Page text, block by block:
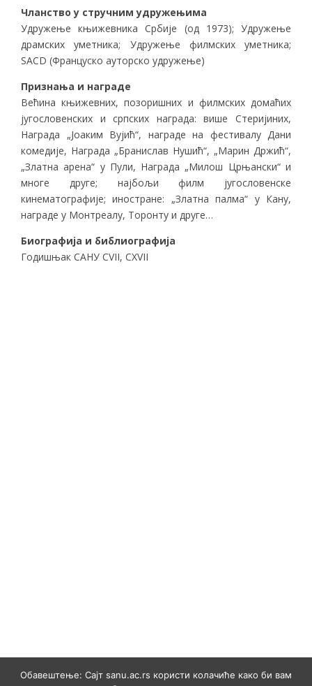
Чланство у стручним удружењима
Удружењe књижевника Србије (oд 1973); Удружење
драмских уметника; Удружење филмских уметника;
SACD (Француско ауторско удружење)
Признања и награде
Већина књижевних, позоришних и филмских домаћих
југословенских и српских награда: више Стеријиних,
Награда „Јоаким Вујић“, награде на фестивалу Дани
комедије, Награда „Бранислав Нушић“, „Марин Држић“,
„Златна арена“ у Пули, Награда „Милош Црњански“ и
многе друге; најбољи филм југословенске
кинематографије; иностране: „Златна палма“ у Кану,
награде у Монтреалу, Торонту и друге…
Биографија и библиографија
Годишњак САНУ CVII, CXVII
Обавештење: Сајт sanu.ac.rs користи колачиће како би вам